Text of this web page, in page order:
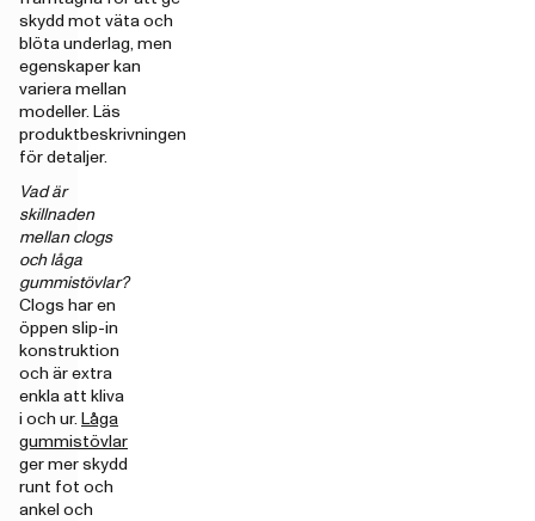
skydd mot väta och
blöta underlag, men
egenskaper kan
variera mellan
modeller. Läs
produktbeskrivningen
för detaljer.
Vad är
skillnaden
mellan clogs
och låga
gummistövlar?
Clogs har en
öppen slip-in
konstruktion
och är extra
enkla att kliva
i och ur. Låga
gummistövlar
ger mer skydd
runt fot och
ankel och